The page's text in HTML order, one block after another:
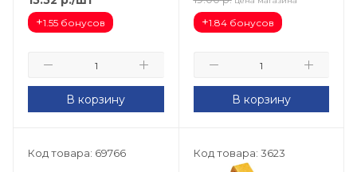
+1.55 бонусов
В корзину
+1.84 бонусов
В корзину
Код товара: 69766 Код товара: 3623